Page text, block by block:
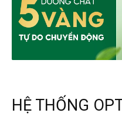
HỆ THỐNG